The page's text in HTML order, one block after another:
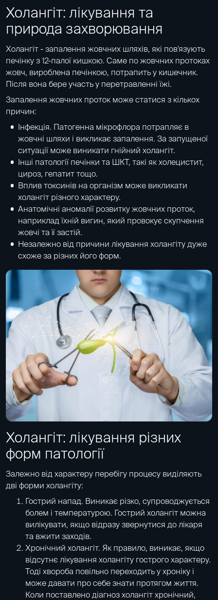
Холангіт: лікування та
природа захворювання
Холангіт - запалення жовчних шляхів, які пов'язують
печінку з 12-палої кишкою. Саме по жовчних протоках
жовч, вироблена печінкою, потрапить у кишечник.
Після вона бере участь у перетравленні їжі.
Запалення жовчних проток може статися з кількох
причин:
Інфекція. Патогенна мікрофлора потрапляє в
жовчні шляхи і викликає запалення. За запущеної
ситуації може виникати гнійний холангіт.
Інші патології печінки та ШКТ, такі як холецистит,
цироз, гепатит тощо.
Вплив токсинів на організм може викликати
холангіт різного характеру.
Анатомічні аномалії розвитку жовчних проток,
наприклад їхній вигин, який провокує скупчення
жовчі та її застій.
Незалежно від причини лікування холангіту дуже
схоже за різних його форм.
Холангіт: лікування різних
форм патології
Залежно від характеру перебігу процесу виділяють
дві форми холангіту:
Гострий напад. Виникає різко, супроводжується
болем і температурою. Гострий холангіт можна
вилікувати, якщо відразу звернутися до лікаря
та вжити заходів.
Хронічний холангіт. Як правило, виникає, якщо
відсутнє лікування холангіту гострого характеру.
Тоді хвороба повільно переходить у хроніку і
може давати про себе знати протягом життя.
Коли поставлено діагноз холангіт хронічний,